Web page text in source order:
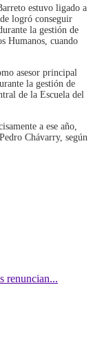
estuvo ligado a
logró conseguir
la gestión de
Humanos, cuando
asesor principal
la gestión de
de la Escuela del
a ese año,
Chávarry, según
renuncian...